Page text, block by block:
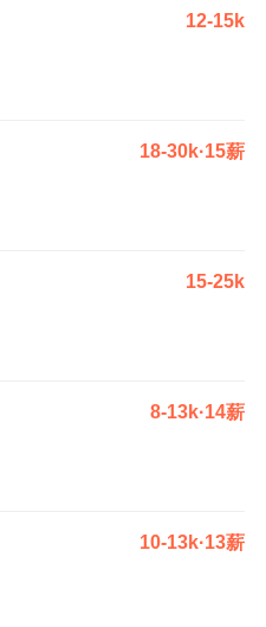
12-15k
18-30k·15薪
15-25k
8-13k·14薪
10-13k·13薪